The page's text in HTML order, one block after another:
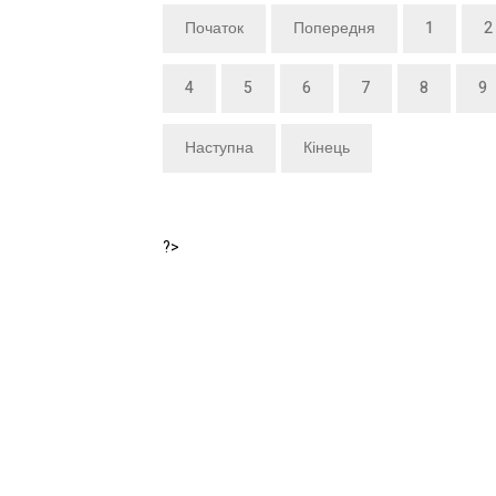
Початок Попередня 1 2
4 5 6 7 8 9
Наступна Кінець
?>